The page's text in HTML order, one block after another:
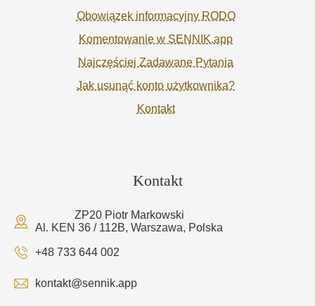
Obowiązek informacyjny RODO
Komentowanie w SENNIK.app
Najczęściej Zadawane Pytania
Jak usunąć konto użytkownika?
Kontakt
Kontakt
ZP20 Piotr Markowski
Al. KEN 36 / 112B, Warszawa, Polska
+48 733 644 002
kontakt@sennik.app